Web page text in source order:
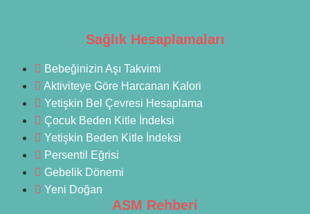
Sağlık Hesaplamaları
Bebeğinizin Aşı Takvimi
Aktiviteye Göre Harcanan Kalori
Yetişkin Bel Çevresi Hesaplama
Çocuk Beden Kitle İndeksi
Yetişkin Beden Kitle İndeksi
Persentil Eğrisi
Gebelik Dönemi
Yeni Doğan
ASM Rehberi